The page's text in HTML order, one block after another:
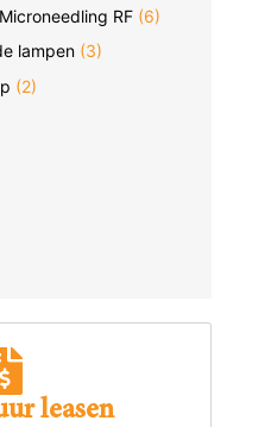
RF (6)
lampen (3)
(2)
leasen